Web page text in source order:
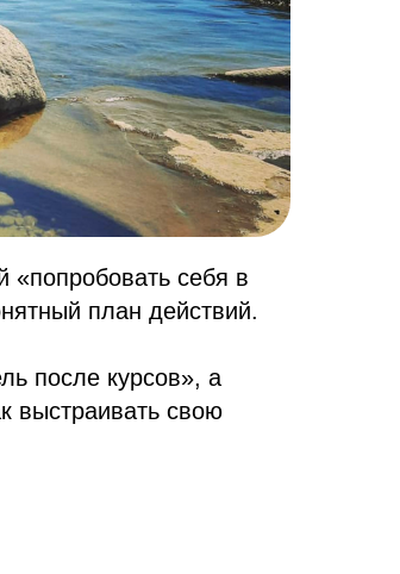
«попробовать себя в
план действий.
после курсов», а
выстраивать свою